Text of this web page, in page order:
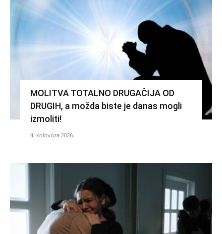
MOLITVA TOTALNO DRUGAČIJA OD
DRUGIH, a možda biste je danas mogli
izmoliti!
4. kolovoza 2026.